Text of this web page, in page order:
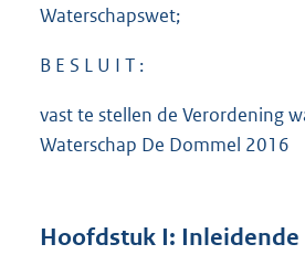
Waterschapswet;
B E S L U I T :
vast te stellen de Verordening
Waterschap De Dommel 2016
Hoofdstuk I: